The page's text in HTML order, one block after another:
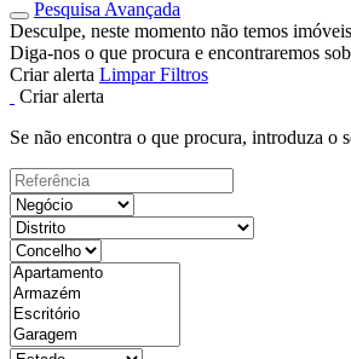
Pesquisa Avançada
Desculpe, neste momento não temos
Diga-nos o que procura e encontraremos
Criar alerta Limpar Filtros
Criar alerta
Se não encontra o que procura, introduza o